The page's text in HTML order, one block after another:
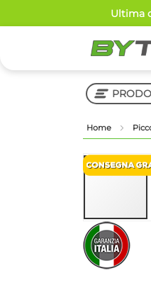
contenuto
Ultima
Shop in
Home
Vai
alla
galleria
di
immagini
Vai
all'inizio
della
galleria